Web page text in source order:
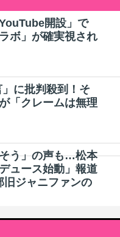
開設」で
ボ」が確実視され
に批判殺到！そ
「クレームは無理
う」の声も…松本
ュース始動」報道
旧ジャニファンの